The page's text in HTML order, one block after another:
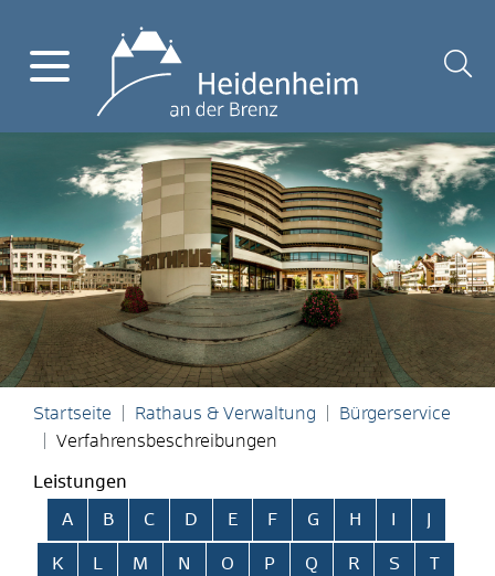
Startseite Rathaus & Verwaltung
Bürgerservice
Verfahrensbeschreibungen
Leistungen
Alphabetisches Register überspringen
A B C D E F G H
K L M N O P Q R S T